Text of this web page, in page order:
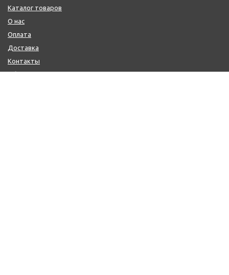
Каталог товаров
О нас
Оплата
Доставка
Контакты
Обмен и возврат